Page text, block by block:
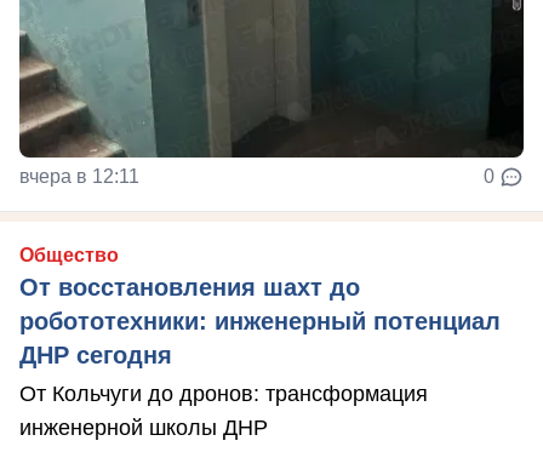
вчера в 12:11 0
Общество
От восстановления шахт до
робототехники: инженерный потенциал
ДНР сегодня
От Кольчуги до дронов: трансформация
инженерной школы ДНР